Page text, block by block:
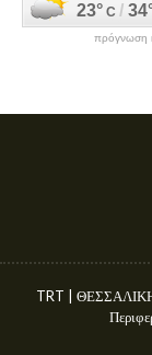
πρόγνωση
TRT |